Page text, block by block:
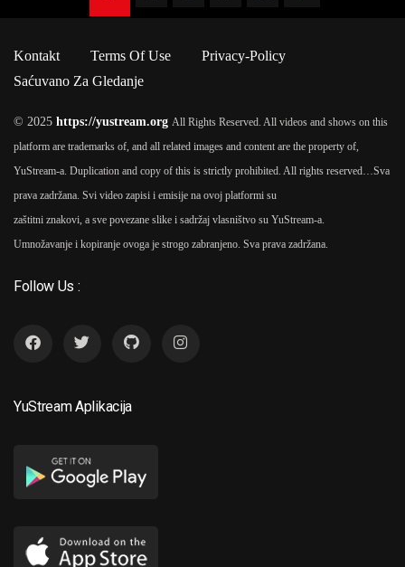
Kontakt Terms Of Use
Privacy-Policy
Saćuvano Za Gledanje
© 2025 https://yustream.org All Rights Reserved. All videos and shows on this
platform are trademarks of, and all related images and content are the property of,
YuStream-a. Duplication and copy of this is strictly prohibited. All rights reserved… Sva
prava zadržana. Svi video zapisi i emisije na ovoj platformi su
zaštitni znakovi, a sve povezane slike i sadržaj vlasništvo su YuStream-a.
Umnožavanje i kopiranje ovoga je strogo zabranjeno. Sva prava zadržana.
Follow Us :
YuStream Aplikacija